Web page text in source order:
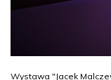
Wystawa "Jacek